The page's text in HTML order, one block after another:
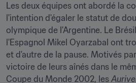
Les deux équipes ont abordé la
l'intention d'égaler le statut de
olympique de l'Argentine. Le
l'Espagnol Mikel Oyarzabal ont
et d'autre de la pause. Motivés
victoire de leurs aînés dans le
Coupe du Monde 2002, les